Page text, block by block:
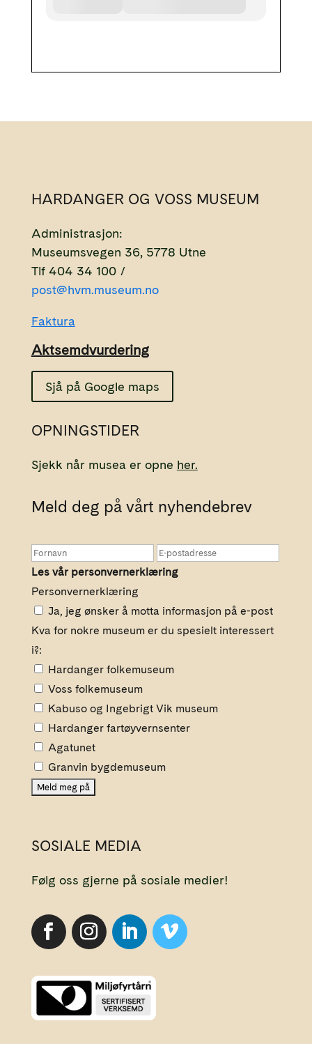
HARDANGER OG VOSS MUSEUM
Administrasjon:
Museumsvegen 36, 5778 Utne
Tlf 404 34 100 /
post@hvm.museum.no
Faktura
Aktsemdvurdering
Sjå på Google maps
OPNINGSTIDER
Sjekk når musea er opne her.
Meld deg på vårt nyhendebrev
Les vår personvernerklæring
Personvernerklæring
Ja, jeg ønsker å motta informasjon på e-post
Kva for nokre museum er du spesielt interessert
i?:
Hardanger folkemuseum
Voss folkemuseum
Kabuso og Ingebrigt Vik museum
Hardanger fartøyvernsenter
Agatunet
Granvin bygdemuseum
SOSIALE MEDIA
Følg oss gjerne på sosiale medier!